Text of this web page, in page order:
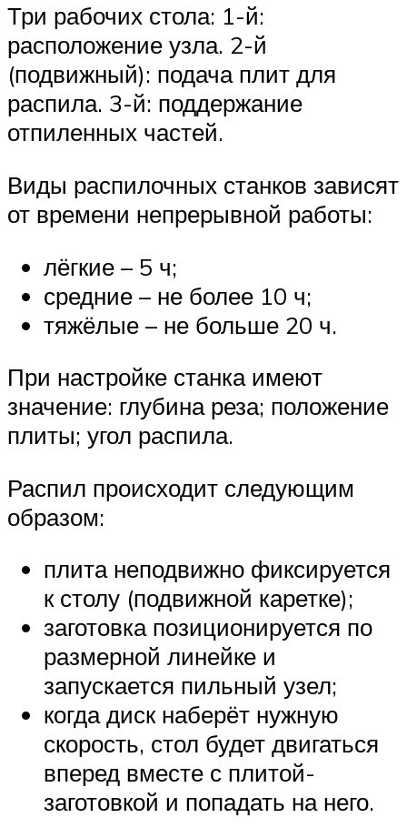
Три рабочих стола: 1-й:
расположение узла. 2-й
(подвижный): подача плит для
распила. 3-й: поддержание
отпиленных частей.
Виды распилочных станков зависят
от времени непрерывной работы:
лёгкие – 5 ч;
средние – не более 10 ч;
тяжёлые – не больше 20 ч.
При настройке станка имеют
значение: глубина реза; положение
плиты; угол распила.
Распил происходит следующим
образом:
плита неподвижно фиксируется
к столу (подвижной каретке);
заготовка позиционируется по
размерной линейке и
запускается пильный узел;
когда диск наберёт нужную
скорость, стол будет двигаться
вперед вместе с плитой-
заготовкой и попадать на него.